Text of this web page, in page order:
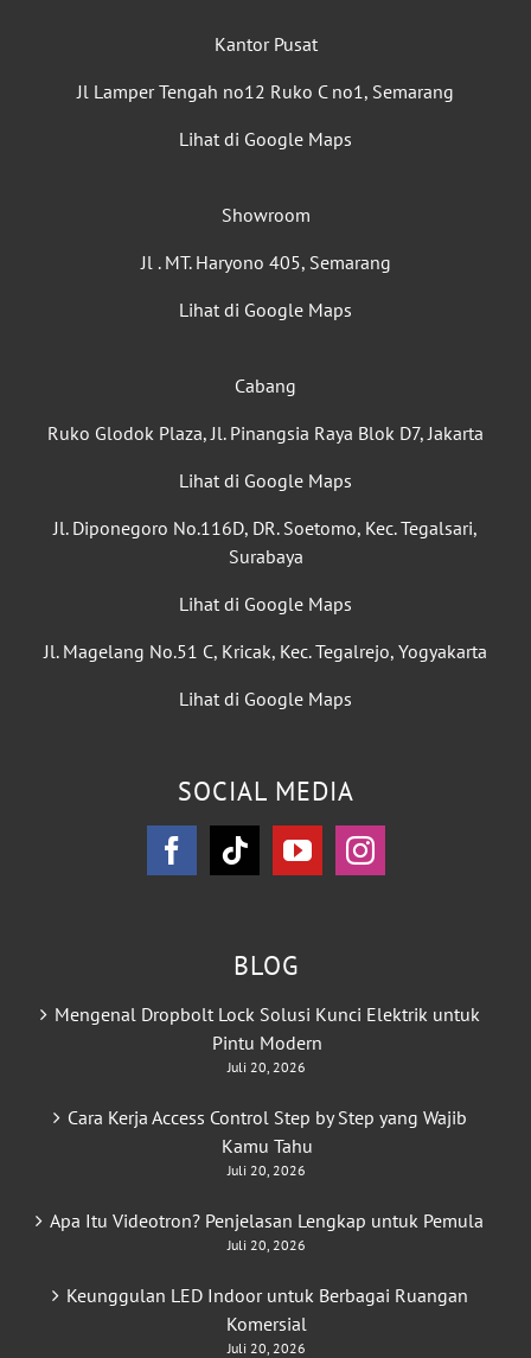
Kantor Pusat
Jl Lamper Tengah no12 Ruko C no1, Semarang
Lihat di Google Maps
Showroom
Jl . MT. Haryono 405, Semarang
Lihat di Google Maps
Cabang
Ruko Glodok Plaza, Jl. Pinangsia Raya Blok D7, Jakarta
Lihat di Google Maps
Jl. Diponegoro No.116D, DR. Soetomo, Kec. Tegalsari,
Surabaya
Lihat di Google Maps
Jl. Magelang No.51 C, Kricak, Kec. Tegalrejo, Yogyakarta
Lihat di Google Maps
SOCIAL MEDIA
BLOG
Mengenal Dropbolt Lock Solusi Kunci Elektrik untuk
Pintu Modern
Juli 20, 2026
Cara Kerja Access Control Step by Step yang Wajib
Kamu Tahu
Juli 20, 2026
Apa Itu Videotron? Penjelasan Lengkap untuk Pemula
Juli 20, 2026
Keunggulan LED Indoor untuk Berbagai Ruangan
Komersial
Juli 20, 2026